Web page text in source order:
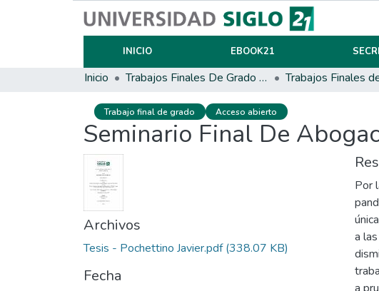
INICIO EBOOK21
Inicio Trabajos Finales De Grado Y Posgrado Trabajos Finales
Trabajo final de grado Acceso abierto
Seminario Final De
Archivos
Tesis - Pochettino Javier.pdf(338.07 KB)
Fecha
Por
a